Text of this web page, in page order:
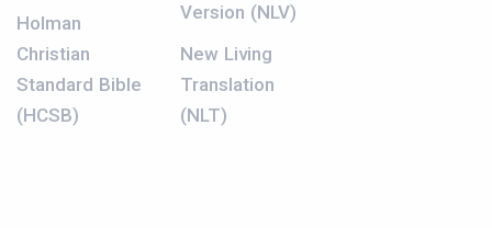
Holman
Christian
Standard Bible
(HCSB)
Version (NLV)
New Living
Translation
(NLT)